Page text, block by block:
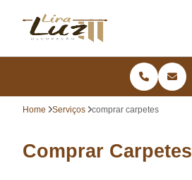
Home Serviços comprar carpetes
Comprar Carpetes